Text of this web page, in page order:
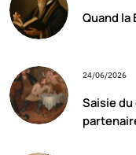
Quand la
24/06/2026
Saisie